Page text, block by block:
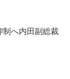
へ内田副総裁